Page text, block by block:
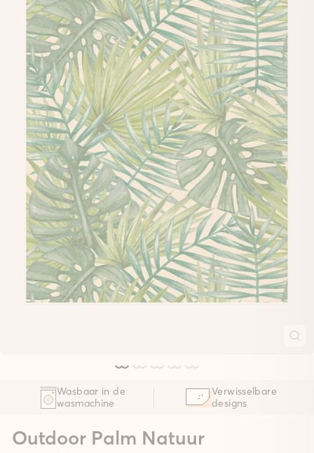
Wasbaar in de
wasmachine
Verwisselbare
designs
Outdoor Palm Natuur